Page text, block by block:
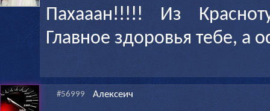
Пахааан!!!!! Из
Главное здоровья тебе, а
#56999 Алексеич